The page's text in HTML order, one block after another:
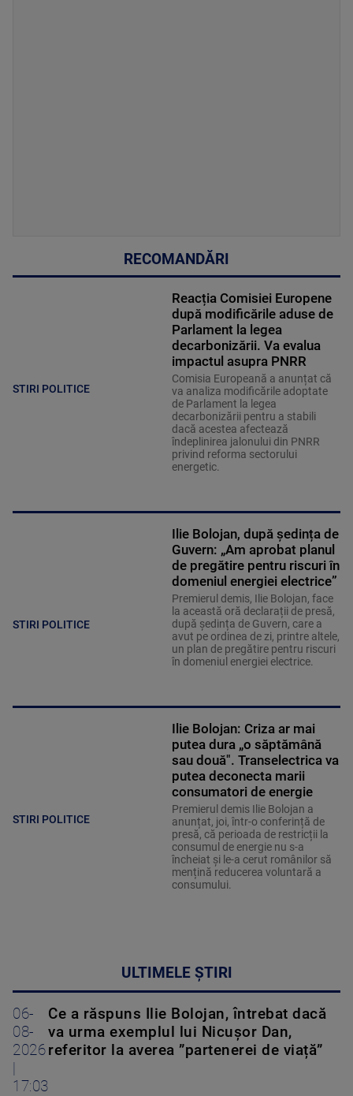
RECOMANDĂRI
STIRI POLITICE
Reacția Comisiei Europene
după modificările aduse de
Parlament la legea
decarbonizării. Va evalua
impactul asupra PNRR
Comisia Europeană a anunțat că
va analiza modificările adoptate
de Parlament la legea
decarbonizării pentru a stabili
dacă acestea afectează
îndeplinirea jalonului din PNRR
privind reforma sectorului
energetic.
STIRI POLITICE
Ilie Bolojan, după ședința de
Guvern: „Am aprobat planul
de pregătire pentru riscuri în
domeniul energiei electrice”
Premierul demis, Ilie Bolojan, face
la această oră declarații de presă,
după ședința de Guvern, care a
avut pe ordinea de zi, printre altele,
un plan de pregătire pentru riscuri
în domeniul energiei electrice.
STIRI POLITICE
Ilie Bolojan: Criza ar mai
putea dura „o săptămână
sau două". Transelectrica va
putea deconecta marii
consumatori de energie
Premierul demis Ilie Bolojan a
anunțat, joi, într-o conferință de
presă, că perioada de restricții la
consumul de energie nu s-a
încheiat și le-a cerut românilor să
mențină reducerea voluntară a
consumului.
ULTIMELE ȘTIRI
06-
08-
2026
|
17:03
Ce a răspuns Ilie Bolojan, întrebat dacă
va urma exemplul lui Nicușor Dan,
referitor la averea ”partenerei de viață”